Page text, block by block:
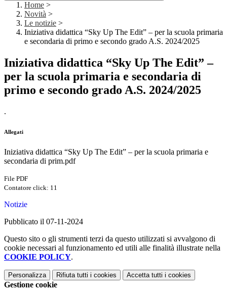
Home >
Novità >
Le notizie >
Iniziativa didattica “Sky Up The Edit” – per la scuola primaria
e secondaria di primo e secondo grado A.S. 2024/2025
Iniziativa didattica “Sky Up The Edit” –
per la scuola primaria e secondaria di
primo e secondo grado A.S. 2024/2025
.
Allegati
Iniziativa didattica “Sky Up The Edit” – per la scuola primaria e
secondaria di prim.pdf
File PDF
Contatore click: 11
Notizie
Pubblicato il 07-11-2024
Questo sito o gli strumenti terzi da questo utilizzati si avvalgono di
cookie necessari al funzionamento ed utili alle finalità illustrate nella
COOKIE POLICY.
Personalizza Rifiuta tutti i cookies Accetta tutti i cookies
Gestione cookie